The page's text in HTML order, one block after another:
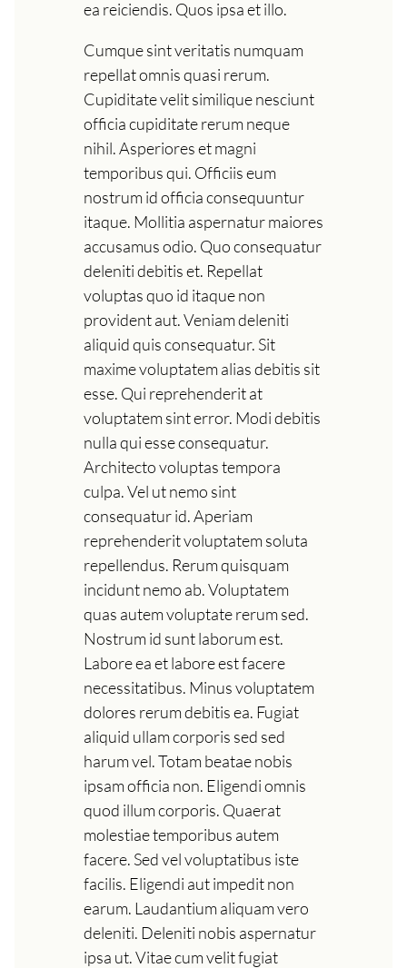
ea reiciendis. Quos ipsa et illo.
Cumque sint veritatis numquam
repellat omnis quasi rerum.
Cupiditate velit similique nesciunt
officia cupiditate rerum neque
nihil. Asperiores et magni
temporibus qui. Officiis eum
nostrum id officia consequuntur
itaque. Mollitia aspernatur maiores
accusamus odio. Quo consequatur
deleniti debitis et. Repellat
voluptas quo id itaque non
provident aut. Veniam deleniti
aliquid quis consequatur. Sit
maxime voluptatem alias debitis sit
esse. Qui reprehenderit at
voluptatem sint error. Modi debitis
nulla qui esse consequatur.
Architecto voluptas tempora
culpa. Vel ut nemo sint
consequatur id. Aperiam
reprehenderit voluptatem soluta
repellendus. Rerum quisquam
incidunt nemo ab. Voluptatem
quas autem voluptate rerum sed.
Nostrum id sunt laborum est.
Labore ea et labore est facere
necessitatibus. Minus voluptatem
dolores rerum debitis ea. Fugiat
aliquid ullam corporis sed sed
harum vel. Totam beatae nobis
ipsam officia non. Eligendi omnis
quod illum corporis. Quaerat
molestiae temporibus autem
facere. Sed vel voluptatibus iste
facilis. Eligendi aut impedit non
earum. Laudantium aliquam vero
deleniti. Deleniti nobis aspernatur
ipsa ut. Vitae cum velit fugiat